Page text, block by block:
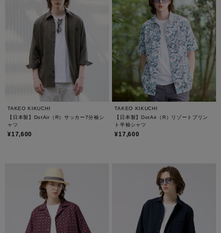
TAKEO KIKUCHI
【日本製】DotAir（R）サッカー7分袖シ
ャツ
¥17,600
TAKEO KIKUCHI
【日本製】DotAir（R）リゾートプリン
ト半袖シャツ
¥17,600